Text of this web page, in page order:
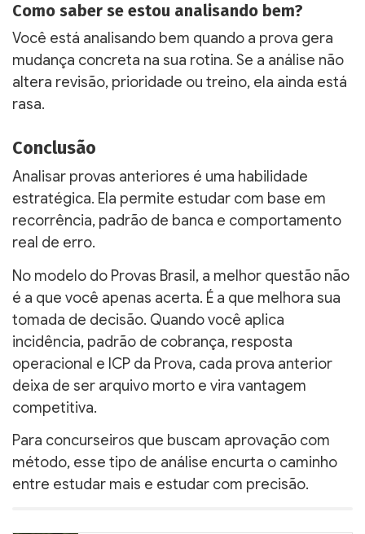
Como saber se estou analisando bem?
Você está analisando bem quando a prova gera
mudança concreta na sua rotina. Se a análise não
altera revisão, prioridade ou treino, ela ainda está
rasa.
Conclusão
Analisar provas anteriores é uma habilidade
estratégica. Ela permite estudar com base em
recorrência, padrão de banca e comportamento
real de erro.
No modelo do Provas Brasil, a melhor questão não
é a que você apenas acerta. É a que melhora sua
tomada de decisão. Quando você aplica
incidência, padrão de cobrança, resposta
operacional e ICP da Prova, cada prova anterior
deixa de ser arquivo morto e vira vantagem
competitiva.
Para concurseiros que buscam aprovação com
método, esse tipo de análise encurta o caminho
entre estudar mais e estudar com precisão.